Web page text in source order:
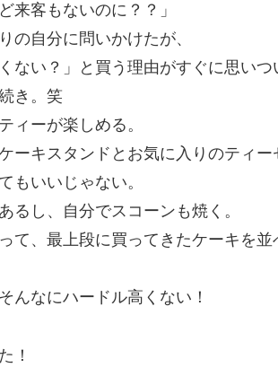
来客もないのに？？」
の自分に問いかけたが、
ない？」と買う理由がすぐに思いつ
き。笑
ィーが楽しめる。
ーキスタンドとお気に入りのティー
もいいじゃない。
るし、自分でスコーンも焼く。
て、最上段に買ってきたケーキを並
んなにハードル高くない！
！